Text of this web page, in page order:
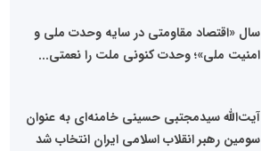
سال «اقتصاد مقاومتی در سایه وحدت ملی و
امنیت ملی»؛ وحدت کنونی ملت را نعمتی...
آیت‌الله سیدمجتبی حسینی خامنه‌ای به عنوان
سومین رهبر انقلاب اسلامی ایران انتخاب شد